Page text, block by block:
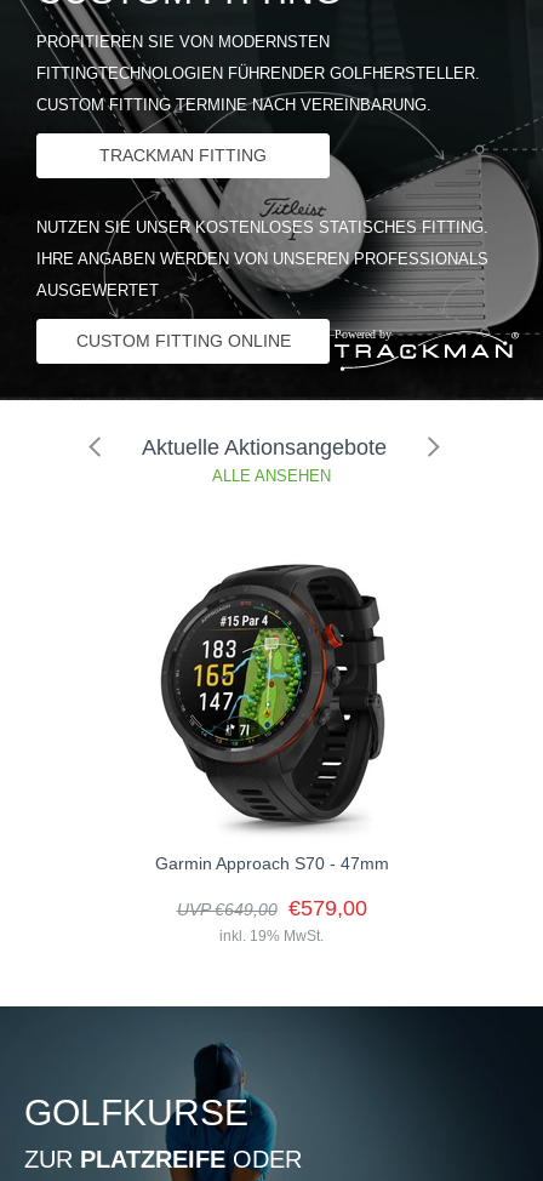
PROFITIEREN SIE VON MODERNSTEN
FITTINGTECHNOLOGIEN FÜHRENDER GOLFHERSTELLER.
CUSTOM FITTING TERMINE NACH VEREINBARUNG.
TRACKMAN FITTING
NUTZEN SIE UNSER KOSTENLOSES STATISCHES FITTING.
IHRE ANGABEN WERDEN VON UNSEREN PROFESSIONALS
AUSGEWERTET
CUSTOM FITTING ONLINE
Aktuelle Aktionsangebote
ALLE ANSEHEN
Garmin Approach S70 - 47mm
UVP €649,00 €579,00
inkl. 19% MwSt.
UVP €599,00
inkl. 19% MwSt.
GOLFKURSE
ZUR PLATZREIFEODER